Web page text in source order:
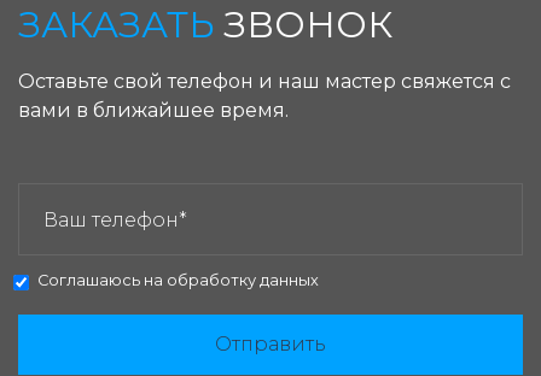
ЗАКАЗАТЬ ЗВОНОК
Оставьте свой телефон и наш мастер свяжется с
вами в ближайшее время.
Соглашаюсь на обработку данных
Отправить